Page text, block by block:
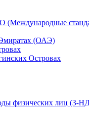
(Международные
Эмиратах (ОАЭ)
Островах
физических лиц (3-